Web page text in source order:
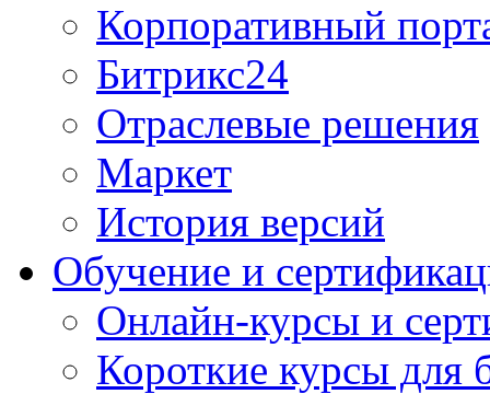
Корпоративный
Битрикс24
Отраслевые решения
Маркет
История версий
Обучение и
Онлайн-курсы и
Короткие курсы для